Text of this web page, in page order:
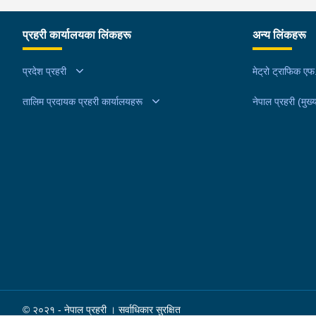
चालक अभिषेक कुमार साह र सवार राहुल कुमार मण्डलले उक्त
निजहरुलाई नियन्त्रणमा लिई थप अनुसन्धान कार्य भईरहेको
प्रहरी कार्यालयका लिंकहरू
प्रदेश प्रहरी
तालिम प्रदायक प्रहरी कार्यालयहरू
अन्य लिंकहरू
मेट्रो ट्राफिक
नेपाल प्रहरी
© २०२१ - नेपाल प्रहरी । सर्वाधिकार सुरक्षित